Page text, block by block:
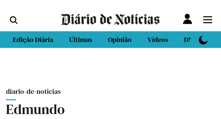
Edição Diária Últimas Opinião Vídeos DN Sport
diario-de-noticias
Edmundo